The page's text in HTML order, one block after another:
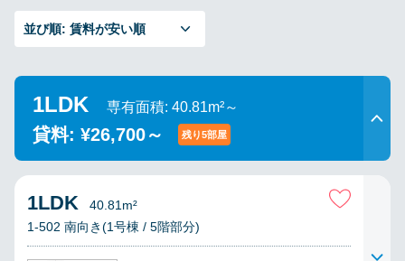
並び順: 賃料が安い順
1LDK 専有面積: 40.81m²～
貸料: ¥26,700～ 残り5部屋
1LDK
40.81m²
1-502 南向き(1号棟 / 5階部分)